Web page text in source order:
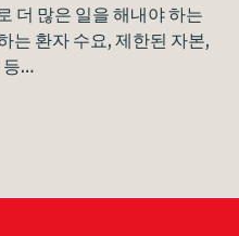
더 많은 일을 해내야 하는
는 환자 수요, 제한된 자본,
등…